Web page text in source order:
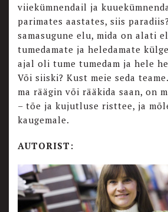
viiekümnendail ja
parimates aastates, siis
samasugune elu, mida on alati
tumedamate ja heledamate
ajal oli tume tumedam ja hele
Või siiski? Kust meie seda
ma räägin või rääkida saan, on
– tõe ja kujutluse risttee, ja
kaugemale.
AUTORIST: